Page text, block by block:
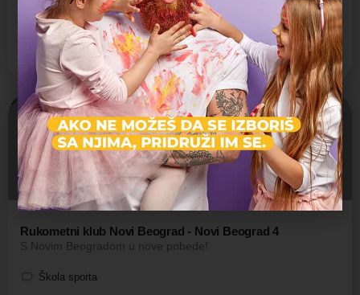
Škola sporta
Novi Beograd
Rukometni klub Novi Beograd - Novi Beograd 4
S Novim Beogradom u nove pobede!
Škola sporta